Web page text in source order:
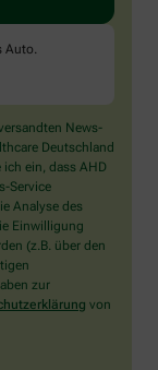
Auto.
News-
Deutschland
ein, dass AHD
Service
Analyse des
Einwilligung
(z.B. über den
zur
von